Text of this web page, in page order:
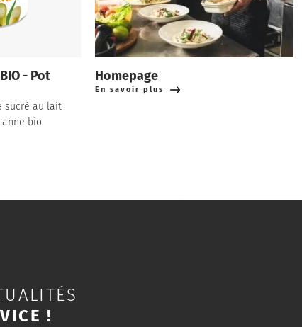
- Pot
sucré au lait
bio
Homepage
En savoir plus
!